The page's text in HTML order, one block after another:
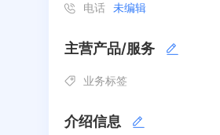
电话 未编辑
主营产品/服务
业务标签
介绍信息